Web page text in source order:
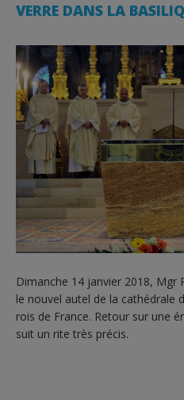
VERRE DANS LA
Dimanche 14 janvier 2018, Mgr
le nouvel autel de la cathédrale
rois de France. Retour sur une
suit un rite très précis.